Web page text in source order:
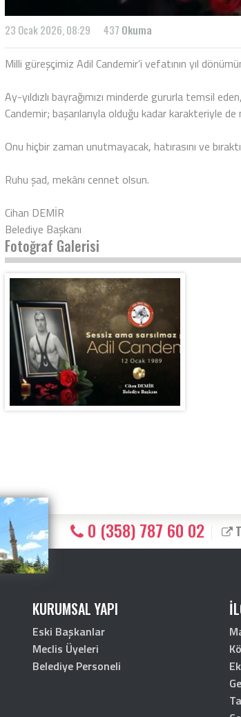
23 Ocak 2026, 08:29 437 Okuma
Milli güreşçimiz Adil Candemir’i vefatının yıl
Ay-yıldızlı bayrağımızı minderde gururla temsil
Candemir; başarılarıyla olduğu kadar karakteriyle
Onu hiçbir zaman unutmayacak, hatırasını ve
Ruhu şad, mekânı cennet olsun.
Cihan DEMİR
Belediye Başkanı
Fotoğraf Galerisi
0 (358) 787 60 02
KURUMSAL YAPI
Eski Başkanlar
Meclis Üyeleri
Belediye Personeli